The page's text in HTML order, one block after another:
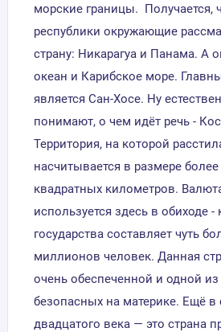
морские границы. Получается,
республики окружающие
страну: Никарагуа и Панама. А
океан и Карибское море.
является Сан-Хосе. Ну
понимают, о чем идёт речь -
Территория, на которой
насчитывается в размере
квадратных километров.
используется здесь в обиходе
государства составляет чуть
миллионов человек. Данная
очень обеспеченной и одной
безопасных на материке. Ещё в
двадцатого века — это страна